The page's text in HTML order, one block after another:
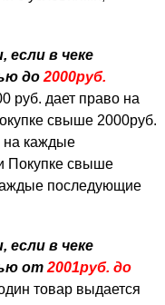
если в чеке
до 2000руб.
руб. дает право на
свыше 2000руб.
на каждые
Покупке свыше
последующие
если в чеке
от 2001руб. до
товар выдается